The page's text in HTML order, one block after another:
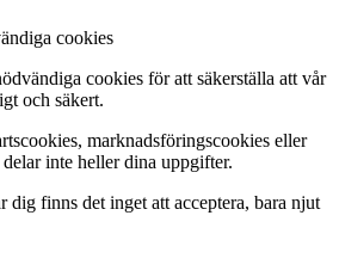
cookies
cookies för att säkerställa att vår
och säkert.
marknadsföringscookies eller
inte heller dina uppgifter.
finns det inget att acceptera, bara njut